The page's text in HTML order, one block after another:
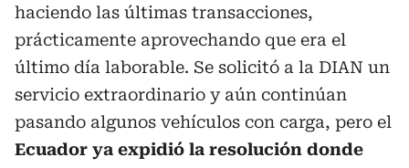
haciendo las últimas transacciones,
prácticamente aprovechando que era el
último día laborable. Se solicitó a la DIAN un
servicio extraordinario y aún continúan
pasando algunos vehículos con carga, pero el
Ecuador ya expidió la resolución donde